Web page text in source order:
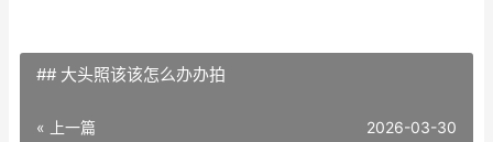
## 大头照该该怎么办办拍
« 上一篇 2026-03-30